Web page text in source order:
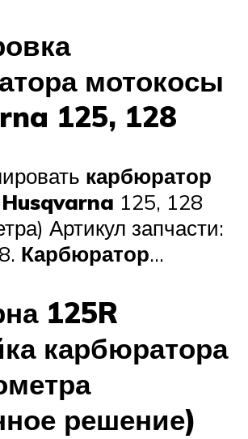
мотокосы
125, 128
карбюратор
125, 128
Артикул запчасти:
Карбюратор…
125R
карбюратора
решение)